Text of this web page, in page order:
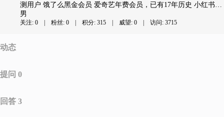
测用户 饿了么黑金会员 爱奇艺年费会员，已有17年历史 小红书高
质量作者称号兼VIP 抖音直播热榜Top500. 淘宝十大买家之首，开
销金额高达7亿！ 连续10年蝉联“优秀个人钢琴演奏会”称号 逼乎新
男
关注: 0 | 粉丝: 0 | 积分: 315 | 威望: 0 | 访问: 3715
动态
提问 0
回答 3